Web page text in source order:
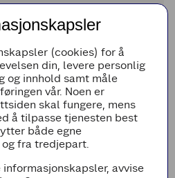
(cookies) for å
din, levere personlig
og innhold samt måle
vår. Noen er
skal fungere, mens
å tilpasse tjenesten best
både egne
fra tredjepart.
avvise